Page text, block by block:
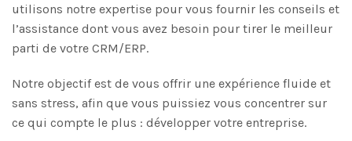
utilisons notre expertise pour vous fournir les conseils et
l’assistance dont vous avez besoin pour tirer le meilleur
parti de votre CRM/ERP.
Notre objectif est de vous offrir une expérience fluide et
sans stress, afin que vous puissiez vous concentrer sur
ce qui compte le plus : développer votre entreprise.